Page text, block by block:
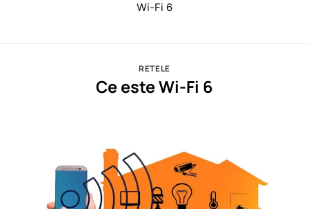
Wi-Fi 6
RETELE
Ce este Wi-Fi 6